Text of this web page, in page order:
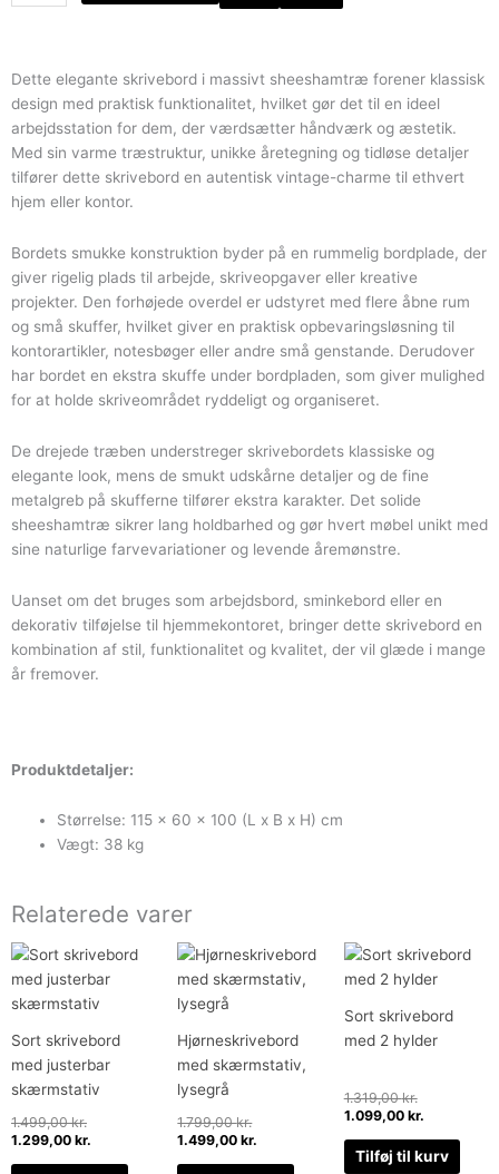
i
massivt
træ
antal
Dette elegante skrivebord i massivt sheeshamtræ forener klassisk
design med praktisk funktionalitet, hvilket gør det til en ideel
arbejdsstation for dem, der værdsætter håndværk og æstetik.
Med sin varme træstruktur, unikke åretegning og tidløse detaljer
tilfører dette skrivebord en autentisk vintage-charme til ethvert
hjem eller kontor.
Bordets smukke konstruktion byder på en rummelig bordplade, der
giver rigelig plads til arbejde, skriveopgaver eller kreative
projekter. Den forhøjede overdel er udstyret med flere åbne rum
og små skuffer, hvilket giver en praktisk opbevaringsløsning til
kontorartikler, notesbøger eller andre små genstande. Derudover
har bordet en ekstra skuffe under bordpladen, som giver mulighed
for at holde skriveområdet ryddeligt og organiseret.
De drejede træben understreger skrivebordets klassiske og
elegante look, mens de smukt udskårne detaljer og de fine
metalgreb på skufferne tilfører ekstra karakter. Det solide
sheeshamtræ sikrer lang holdbarhed og gør hvert møbel unikt med
sine naturlige farvevariationer og levende åremønstre.
Uanset om det bruges som arbejdsbord, sminkebord eller en
dekorativ tilføjelse til hjemmekontoret, bringer dette skrivebord en
kombination af stil, funktionalitet og kvalitet, der vil glæde i mange
år fremover.
Produktdetaljer:
Størrelse: 115 x 60 x 100 (L x B x H) cm
Vægt: 38 kg
Relaterede varer
Sort skrivebord
med justerbar
skærmstativ
1.499,00kr.
Den
pris
var:
1.299,00 kr.
Den
pris
er:
Hjørneskrivebord
med skærmstativ,
lysegrå
1.799,00kr.
Den
pris
1.499,00kr.
Den
pris
Sort skrivebord
med 2 hylder
1.319,00kr.
Den
pris
1.319,00 kr..
1.099,00 kr.
Den
pris
1.099,00
Tilføj til kurv